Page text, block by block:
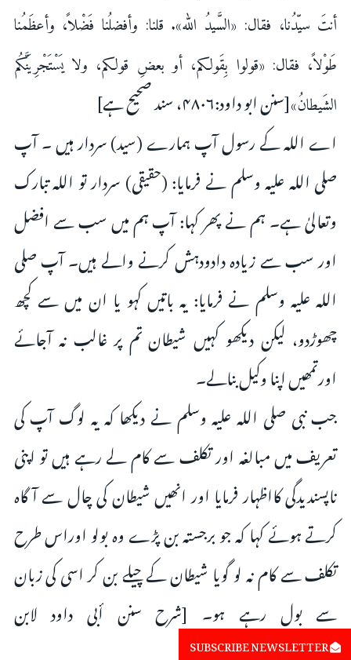
أنتَ سيّدُنا، فقال: «السَّيدُ الله». قلنا: وأفضلُنا فَضْلاً، وأعظَمُنا
طَوْلاً، فقال: «قولوا بِقَولكم، أو بعضِ قولكم، ولا يَسْتَجْرِيَنَّكُم
الشَيطانُ»[سنن ابو داود:۴۸۰۶، سند صحيح ہے]
اے اللہ کے رسول آپ ہمارے (سيد) سردار ہیں ۔ آپ
صلى اللہ علیہ وسلم نے فرمایا: (حقيقى) سردار تو اللہ تبارک
وتعالیٰ ہے۔ ہم نے پھر کہا: آپ ہم میں سب سے افضل
اور سب سے زیادہ دادودہش کرنے والے ہیں۔ آپ صلى
الله علیہ وسلم نے فرمایا: یہ باتیں کہو یا ان میں سے کچھ
چھوڑدو، لیکن ديكھو کہیں شیطان تم پر غالب نہ آجائے
اورتمھیں اپنا وکیل بنالے۔
جب نبى صلى اللہ علیہ وسلم نے دیکھا کہ یہ لوگ آپ کى
تعریف میں مبالغہ اور تکلف سے کام لے رہے ہیں تو اپنى
ناپسندیدگى کااظہار فرمایا اور انھیں شیطان کى چال سے آگاہ
کرتے ہوئے کہا کہ جو برجستہ بن پڑے وہ بولو اوراس طرح
تکلف سے کام نہ لو گویا شیطان کے چیلے بن کر اسى کى زبان
سے بول رہے ہو۔ [شرح سنن أبی داود لابن
رسلان:۱۸/۴۸۱]
SUBSCRIBE NEWSLETTER